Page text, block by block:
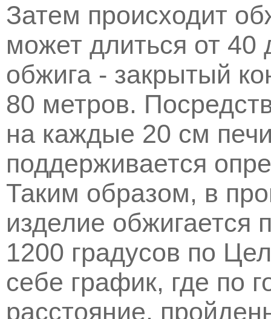
Затем происходит
может длиться от 40
обжига - закрытый
80 метров.
на каждые 20 см
поддерживается
Таким образом, в
изделие обжигается
1200 градусов по
себе график, где по
расстояние,